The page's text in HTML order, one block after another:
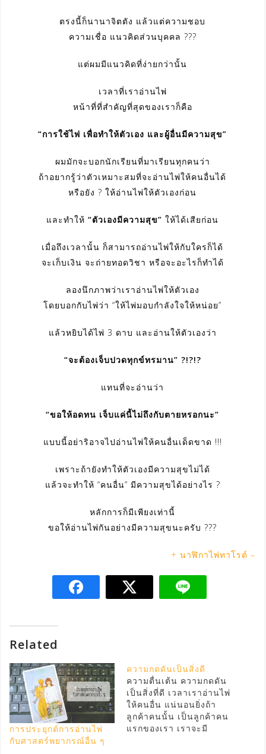
ตรงนี้ก็นานาจิตตัง แล้วแต่ความชอบ
ความเชื่อ แนวคิดส่วนบุคคล ???
แต่ผมมีแนวคิดที่ง่ายกว่านั้น
เวลาที่เราอ่านไพ่
หน้าที่ที่สำคัญที่สุดของเราก็คือ
“การใช้ไพ่ เพื่อทำให้ตัวเอง และผู้อื่นมีความสุข”
ผมมักจะบอกนักเรียนที่มาเรียนทุกคนว่า
ถ้าอยากรู้ว่าตัวเหมาะสมที่จะอ่านไพ่ให้คนอื่นได้
หรือยัง ? ให้อ่านไพ่ให้ตัวเองก่อน
และทำให้ “ตัวเองมีความสุข” ให้ได้เสียก่อน
เมื่อถึงเวลานั้น ก็สามารถอ่านไพ่ให้กับใครก็ได้
จะเก็บเงิน จะถ่ายทอดวิชา หรือจะอะไรก็ทำได้
ลองนึกภาพว่าเราอ่านไพ่ให้ตัวเอง
โดยบอกกับไพ่ว่า “ให้ไพ่มอบกำลังใจให้หน่อย”
แล้วหยิบได้ไพ่ 3 ดาบ และอ่านให้ตัวเองว่า
“จะต้องเจ็บปวดทุกข์ทรมาน” ?!?!?
แทนที่จะอ่านว่า
“ขอให้อดทน เจ็บแค่นี้ไม่ถึงกับตายหรอกนะ”
แบบนี้อย่าริอาจไปอ่านไพ่ให้คนอื่นเด็ดขาด !!!
เพราะถ้ายังทำให้ตัวเองมีความสุขไม่ได้
แล้วจะทำให้ “คนอื่น” มีความสุขได้อย่างไร ?
หลักการก็มีเพียงเท่านี้
ขอให้อ่านไพ่กันอย่างมีความสุขนะครับ ???
+ นาฬิกาไพ่ทาโรต์ –
Related
การประยุกต์การอ่านไพ่
กับศาสตร์พยากรณ์อื่น ๆ
ความกดดันเป็นสิ่งดี
ความตื่นเต้น ความกดดัน
เป็นสิ่งที่ดี เวลาเราอ่านไพ่
ให้คนอื่น แน่นอนยิ่งถ้า
ลูกค้าคนนั้น เป็นลูกค้าคน
แรกของเรา เราจะมี